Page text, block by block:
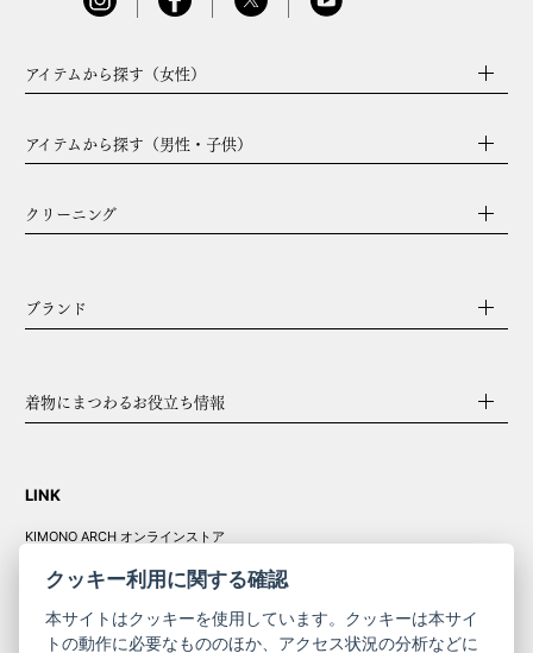
アイテムから探す（女性）
アイテムから探す（男性・子供）
クリーニング
ブランド
着物にまつわるお役立ち情報
LINK
KIMONO ARCH オンラインストア
クッキー利用に関する確認
本サイトはクッキーを使用しています。クッキーは本サイ
トの動作に必要なもののほか、アクセス状況の分析などに